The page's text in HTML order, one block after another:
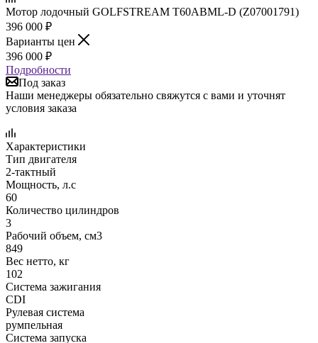
Мотор лодочный GOLFSTREAM T60ABML-D (Z07001791)
396 000 ₽
Варианты цен
396 000 ₽
Подробности
Под заказ
Наши менеджеры обязательно свяжутся с вами и уточнят
условия заказа
Характеристики
Тип двигателя
2-тактный
Мощность, л.с
60
Количество цилиндров
3
Рабочий объем, см3
849
Вес нетто, кг
102
Система зажигания
CDI
Рулевая система
румпельная
Система запуска